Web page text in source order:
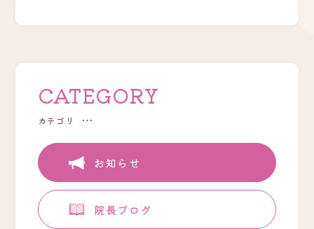
CATEGORY
カテゴリ
お知らせ
院長ブログ